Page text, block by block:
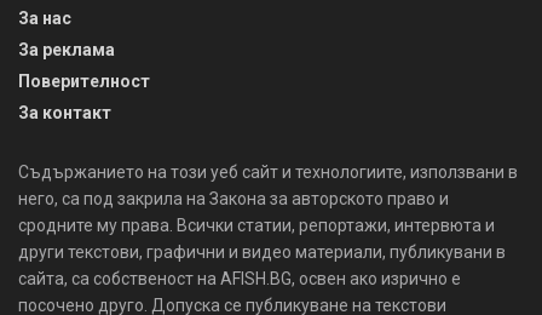
За нас
За реклама
Поверителност
За контакт
Съдържанието на този уеб сайт и технологиите, използвани в
него, са под закрила на Закона за авторското право и
сродните му права. Всички статии, репортажи, интервюта и
други текстови, графични и видео материали, публикувани в
сайта, са собственост на AFISH.BG, освен ако изрично е
посочено друго. Допуска се публикуване на текстови